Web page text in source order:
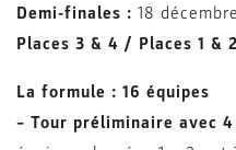
Demi-finales : 18 décembre
Places 3 & 4 / Places 1 &
La formule : 16 équipes
– Tour préliminaire avec